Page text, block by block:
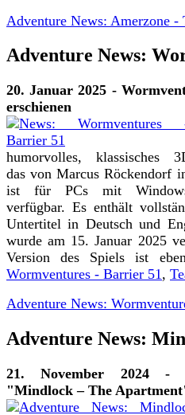
Adventure News: Amerzone -
Adventure News:
20. Januar 2025 -
erschienen
humorvolles, klassisches
das von Marcus Röckendorf
ist für PCs mit
verfügbar. Es enthält
Untertitel in Deutsch und
wurde am 15. Januar 2025
Version des Spiels ist
Wormventures - Barrier 51,
Adventure News:
Adventure News:
21. November 2024 -
"Mindlock – The